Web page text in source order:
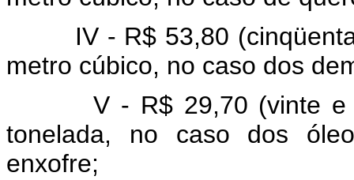
IV - R$ 53,80 (cinqüenta
metro cúbico, no caso dos
V - R$ 29,70 (vinte e
tonelada, no caso dos
enxofre;